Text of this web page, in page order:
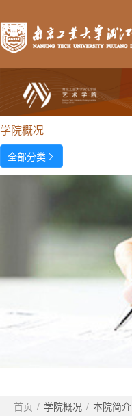
学院概况
全部分类 
首页 / 学院概况 / 本院简介